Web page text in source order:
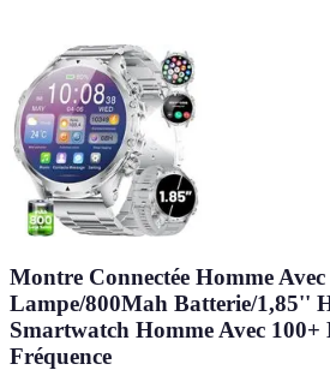
Montre Connectée Homme
Lampe/800Mah Batterie/1,85''
Smartwatch Homme Avec 100+
Fréquence